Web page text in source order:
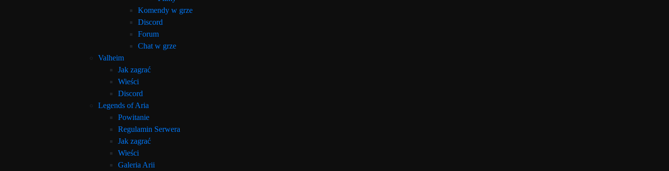
Komendy w grze
Discord
Forum
Chat w grze
Valheim
Jak zagrać
Wieści
Discord
Legends of Aria
Powitanie
Regulamin Serwera
Jak zagrać
Wieści
Galeria Arii